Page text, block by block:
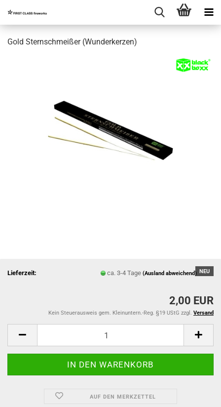
Gold Sternschmeißer (Wunderkerzen)
NEU
Lieferzeit: ca. 3-4 Tage(Ausland abweichend)
2,00 EUR
Kein Steuerausweis gem. Kleinuntern.-Reg. §19 UStG zzgl. Versand
AUF DEN MERKZETTEL